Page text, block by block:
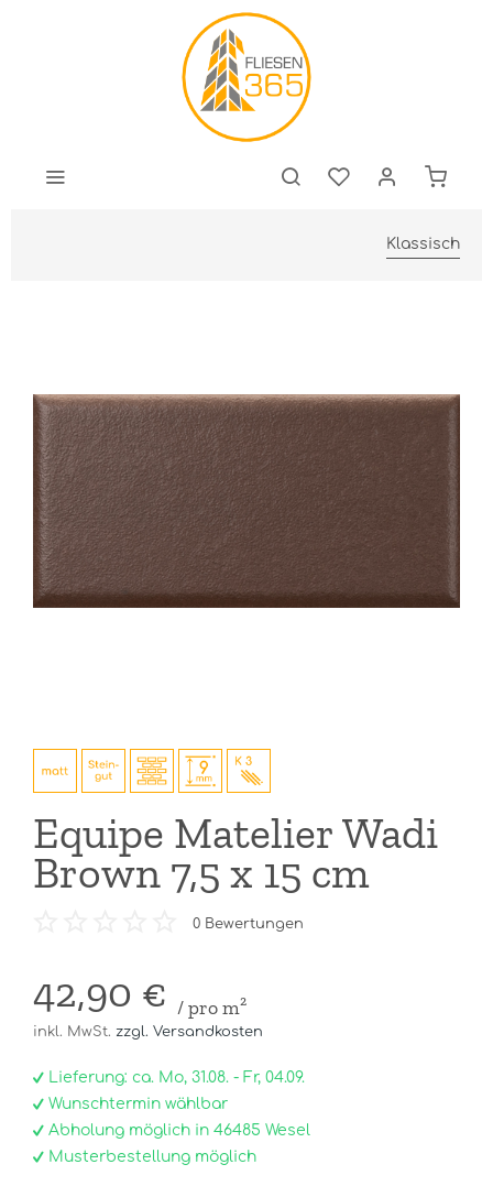
Klassisch
Equipe Matelier Wadi
Brown 7,5 x 15 cm
0 Bewertungen
42,90 € / pro m²
inkl. MwSt. zzgl. Versandkosten
Lieferung: ca. Mo, 31.08. - Fr, 04.09.
Wunschtermin wählbar
Abholung möglich in 46485 Wesel
Musterbestellung möglich